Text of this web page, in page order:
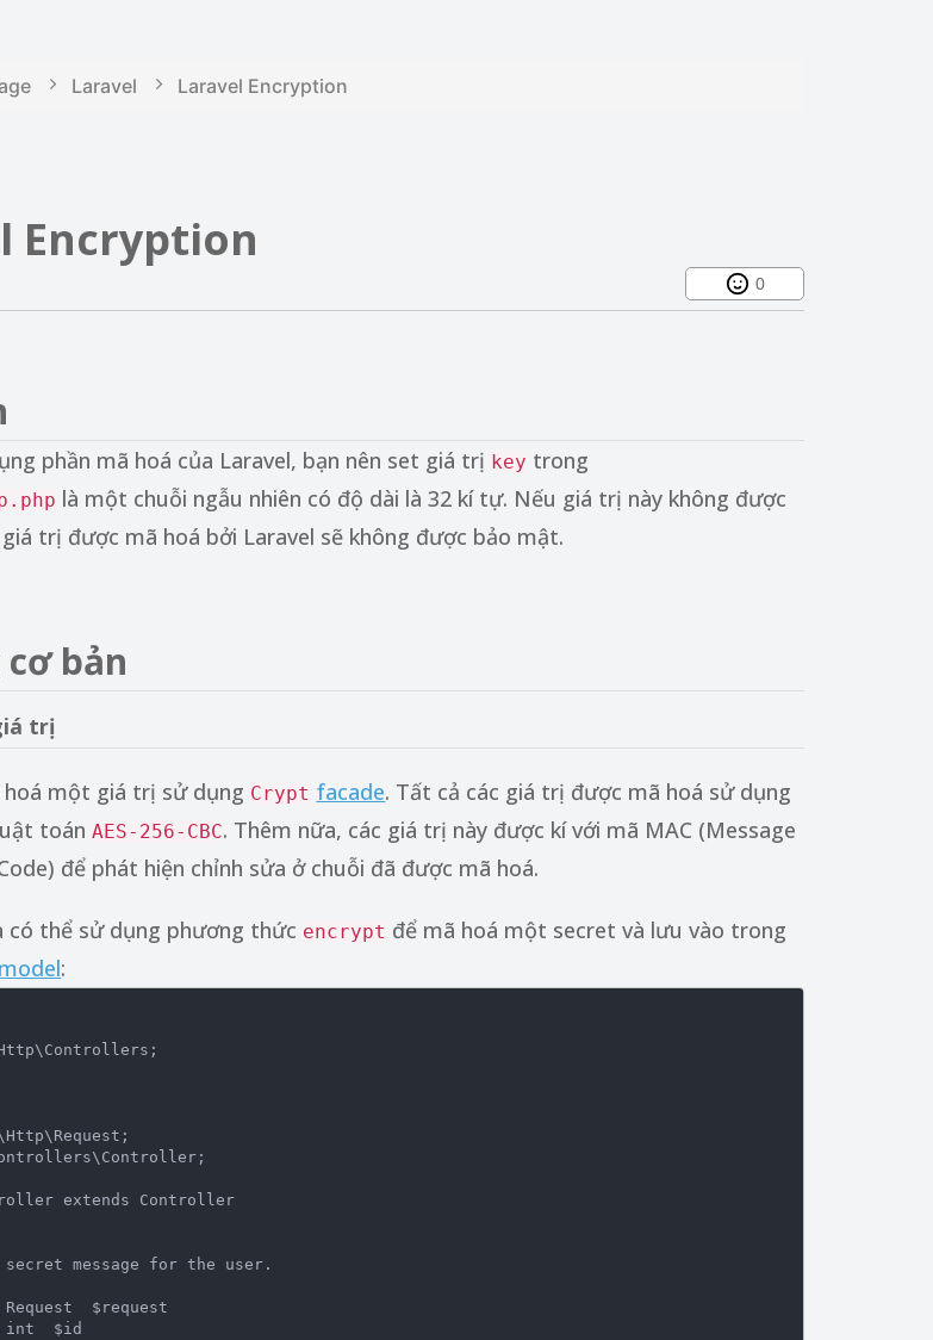
Laravel Laravel Encryption
Encryption
0
phần mã hoá của Laravel, bạn nên set giá trị key trong
là một chuỗi ngẫu nhiên có độ dài là 32 kí tự. Nếu giá trị này không được
trị được mã hoá bởi Laravel sẽ không được bảo mật.
bản
trị
hoá một giá trị sử dụng Crypt facade. Tất cả các giá trị được mã hoá sử dụng
toánAES-256-CBC. Thêm nữa, các giá trị này được kí với mã MAC (Message
để phát hiện chỉnh sửa ở chuỗi đã được mã hoá.
có thể sử dụng phương thức encrypt để mã hoá một secret và lưu vào trong
:
\ Controllers ;
Http\ Request
\ Controller;
extends
Controller
Request  $request
int  $id